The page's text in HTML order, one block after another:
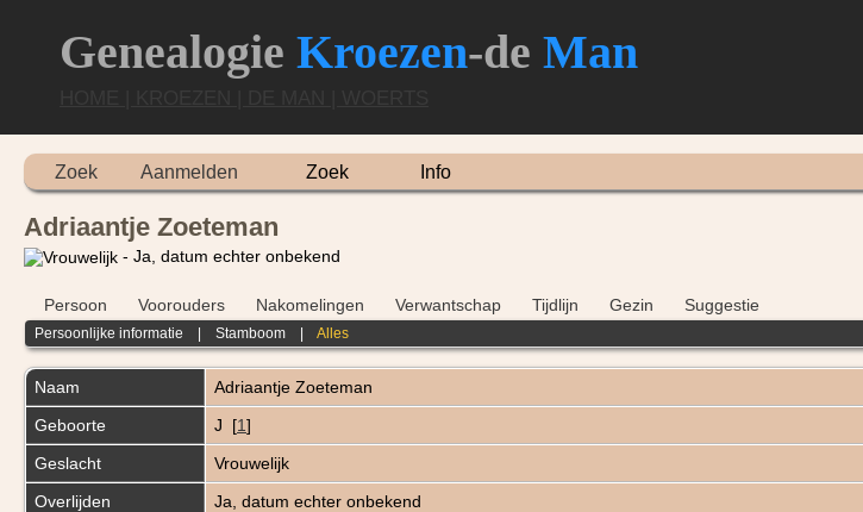
Genealogie Kroezen-de Man
Zoek Aanmelden Zoek Info
Adriaantje Zoeteman
- Ja, datum echter onbekend
Persoon Voorouders Nakomelingen Verwantschap Tijdlijn Gezin Suggestie
Persoonlijke informatie |Stamboom |Alles
Naam Adriaantje Zoeteman
Geboorte
J [1]
Geslacht
Vrouwelijk
Overlijden
Ja, datum echter onbekend